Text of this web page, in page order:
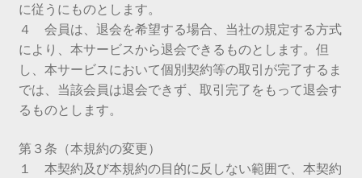
に従うにものとします。
４ 会員は、退会を希望する場合、当社の規定する方式
により、本サービスから退会できるものとします。但
し、本サービスにおいて個別契約等の取引が完了するま
では、当該会員は退会できず、取引完了をもって退会す
るものとします。
第３条（本規約の変更）
１ 本契約及び本規約の目的に反しない範囲で、本契約